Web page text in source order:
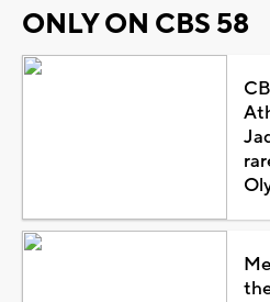
ONLY ON CBS 58